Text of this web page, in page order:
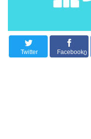
Twitter Facebook0